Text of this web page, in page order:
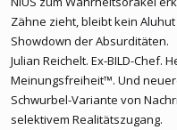
Zähne zieht, bleibt kein
Showdown der Absurditäten.
Julian Reichelt. Ex-BILD-Chef.
Meinungsfreiheit™. Und
Schwurbel-Variante von
selektivem Realitätszugang.